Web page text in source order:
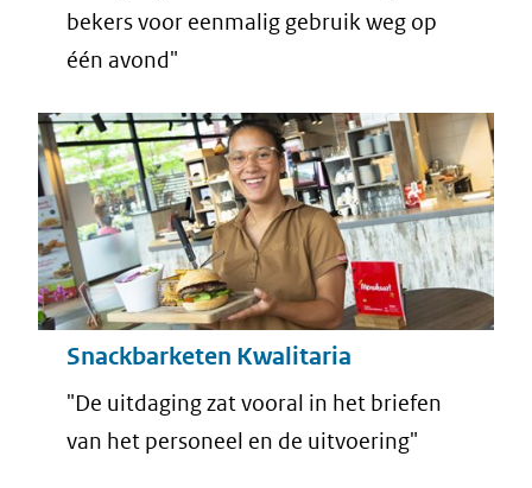
bekers voor eenmalig gebruik weg op
één avond"
Snackbarketen Kwalitaria
"De uitdaging zat vooral in het briefen
van het personeel en de uitvoering"